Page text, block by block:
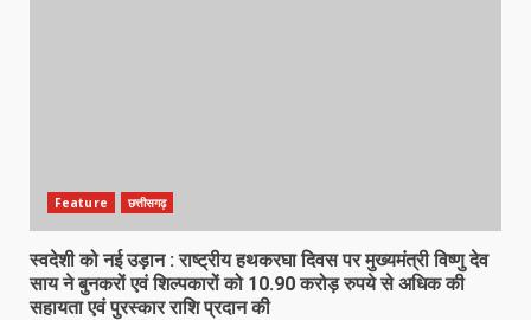
Feature छत्तीसगढ़
स्वदेशी को नई उड़ान : राष्ट्रीय हथकरघा दिवस पर मुख्यमंत्री विष्णु देव
साय ने बुनकरों एवं शिल्पकारों को 10.90 करोड़ रुपये से अधिक की
सहायता एवं पुरस्कार राशि प्रदान की